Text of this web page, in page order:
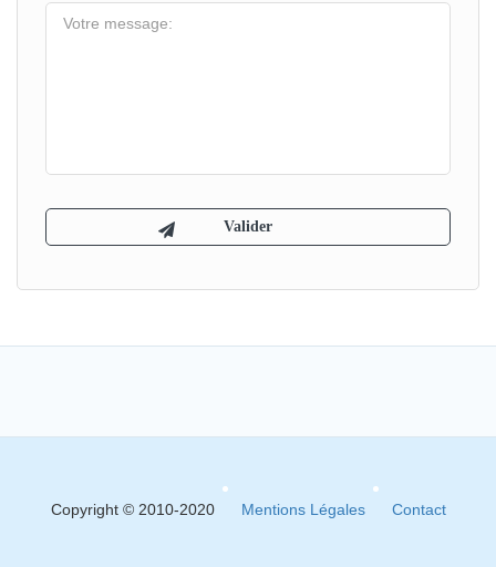
Copyright © 2010-2020 Mentions Légales Contact